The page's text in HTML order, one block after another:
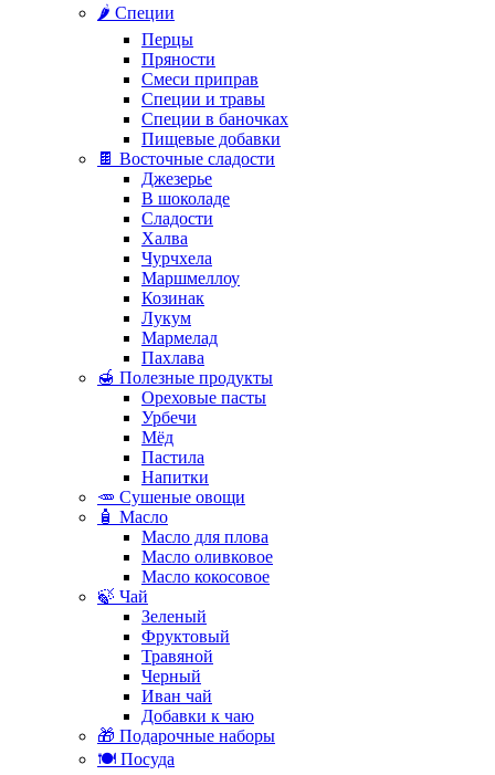
🌶️ Специи
Перцы
Пряности
Смеси приправ
Специи и травы
Специи в баночках
Пищевые добавки
🍫 Восточные сладости
Джезерье
В шоколаде
Сладости
Халва
Чурчхела
Маршмеллоу
Козинак
Лукум
Мармелад
Пахлава
🍯 Полезные продукты
Ореховые пасты
Урбечи
Мёд
Пастила
Напитки
🥕 Сушеные овощи
🧴 Масло
Масло для плова
Масло оливковое
Масло кокосовое
🍃 Чай
Зеленый
Фруктовый
Травяной
Черный
Иван чай
Добавки к чаю
🎁 Подарочные наборы
🍽️ Посуда